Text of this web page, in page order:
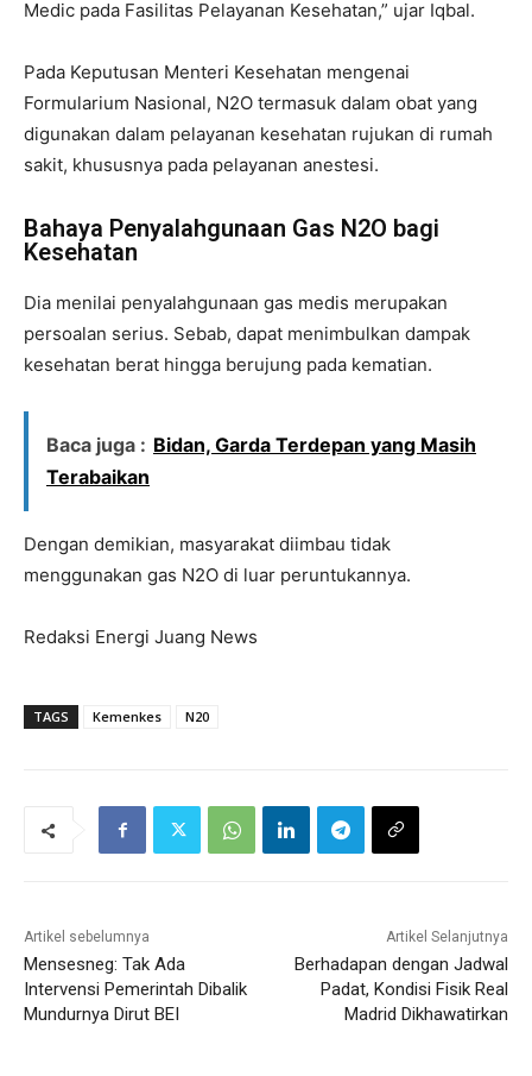
Medic pada Fasilitas Pelayanan Kesehatan,” ujar Iqbal.
Pada Keputusan Menteri Kesehatan mengenai
Formularium Nasional, N2O termasuk dalam obat yang
digunakan dalam pelayanan kesehatan rujukan di rumah
sakit, khususnya pada pelayanan anestesi.
Bahaya Penyalahgunaan Gas N2O bagi
Kesehatan
Dia menilai penyalahgunaan gas medis merupakan
persoalan serius. Sebab, dapat menimbulkan dampak
kesehatan berat hingga berujung pada kematian.
Baca juga : Bidan, Garda Terdepan yang Masih
Terabaikan
Dengan demikian, masyarakat diimbau tidak
menggunakan gas N2O di luar peruntukannya.
Redaksi Energi Juang News
TAGS Kemenkes N20
Artikel sebelumnya
Mensesneg: Tak Ada
Intervensi Pemerintah Dibalik
Mundurnya Dirut BEI
Artikel Selanjutnya
Berhadapan dengan Jadwal
Padat, Kondisi Fisik Real
Madrid Dikhawatirkan